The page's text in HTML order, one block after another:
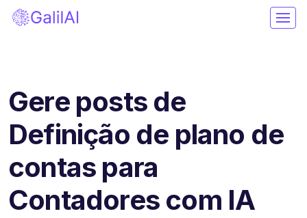
Gere posts de
Definição de plano de
contas para
Contadores com IA